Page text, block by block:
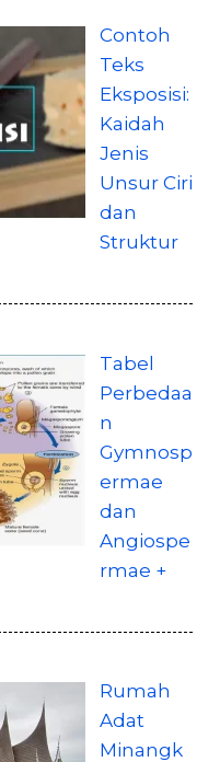
Contoh
Teks
Eksposisi:
Kaidah
Jenis
Unsur Ciri
dan
Struktur
Tabel
Perbedaa
n
Gymnosp
ermae
dan
Angiospe
rmae +
Rumah
Adat
Minangk